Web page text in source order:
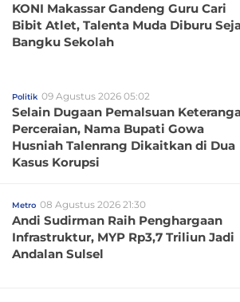
KONI Makassar Gandeng Guru Cari
Bibit Atlet, Talenta Muda Diburu
Bangku Sekolah
Politik 09 Agustus 2026 05:02
Selain Dugaan Pemalsuan
Perceraian, Nama Bupati Gowa
Husniah Talenrang Dikaitkan di Dua
Kasus Korupsi
Metro 08 Agustus 2026 21:30
Andi Sudirman Raih Penghargaan
Infrastruktur, MYP Rp3,7 Triliun Jadi
Andalan Sulsel